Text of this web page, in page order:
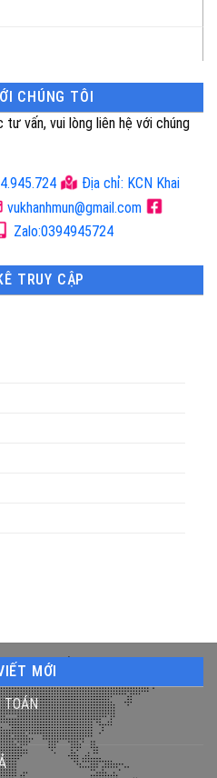
CHÚNG TÔI
tư vấn, vui lòng liên hệ với chúng
Địa chỉ: KCN Khai
vukhanhmun@gmail.com
Zalo:0394945724
TRUY CẬP
MỚI
TOÁN